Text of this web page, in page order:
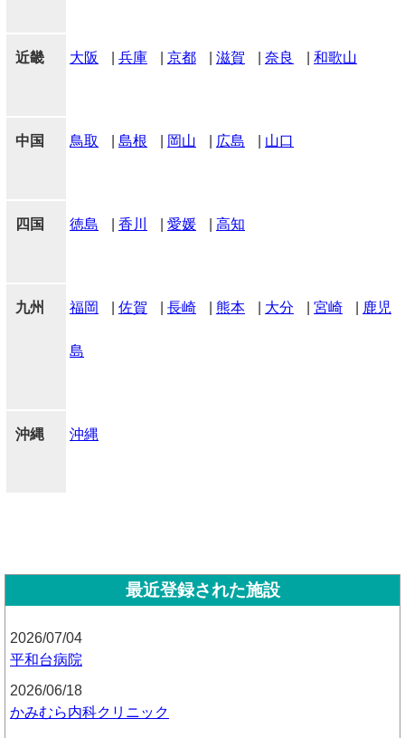
近畿 大阪 兵庫 京都 滋賀 奈良 和歌山
中国 鳥取 島根 岡山 広島 山口
四国 徳島 香川 愛媛 高知
九州 福岡 佐賀 長崎 熊本 大分 宮崎 鹿児
島
沖縄 沖縄
最近登録された施設
2026/07/04
平和台病院
2026/06/18
かみむら内科クリニック